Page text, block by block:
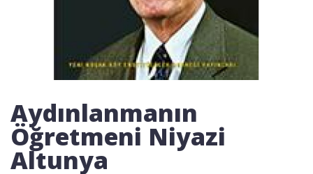
Aydınlanmanın
Öğretmeni Niyazi
Altunya